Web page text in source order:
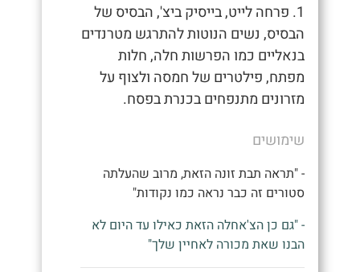
1. פרחה לייט, בייסיק ביצ', הבסיס של
הבסיס, נשים הנוטות להתרגש מטרנדים
בנאליים כמו הפרשות חלה, חלות
מפתח, פילטרים של חמסה ולצוף על
מזרונים מתנפחים בכנרת בפסח.
שימושים
- "תראה תבת זונה הזאת, מרוב שהעלתה
סטורים זה כבר נראה כמו נקודות"
- "גם כן הצ'אחלה הזאת כאילו עד היום לא
הבנו שאת מכורה לאחיין שלך"